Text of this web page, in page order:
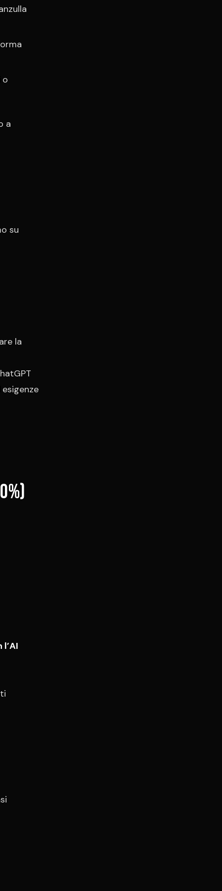
o
a
su
la